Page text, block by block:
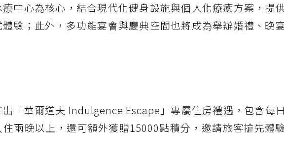
中心為核心，結合現代化健身設施與個人化療癒方案，提
驗；此外，多功能宴會與慶典空間也將成為舉辦婚禮、晚
「華爾道夫 Indulgence Escape」專屬住房禮遇，包含每
兩晚以上，還可額外獲贈15000點積分，邀請旅客搶先體